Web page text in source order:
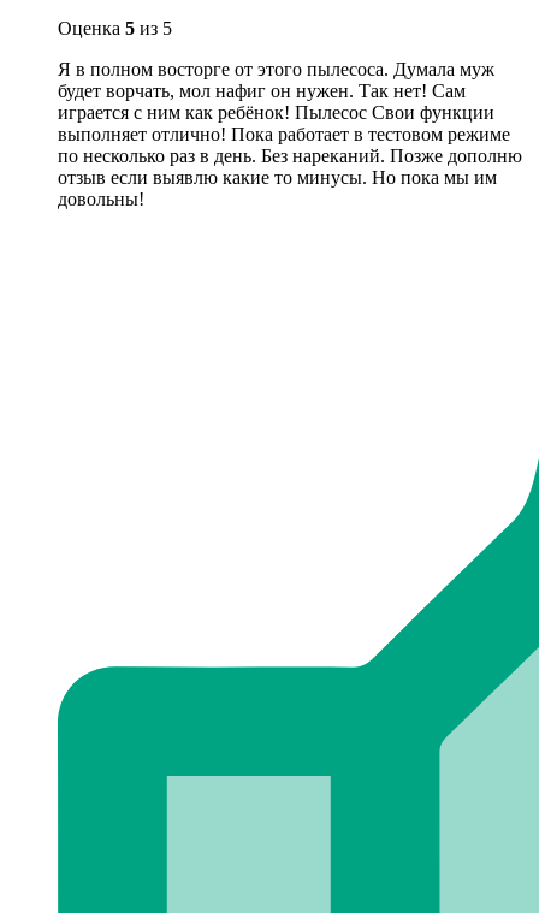
Оценка 5 из 5
Я в полном восторге от этого пылесоса. Думала муж
будет ворчать, мол нафиг он нужен. Так нет! Сам
играется с ним как ребёнок! Пылесос Свои функции
выполняет отлично! Пока работает в тестовом режиме
по несколько раз в день. Без нареканий. Позже дополню
отзыв если выявлю какие то минусы. Но пока мы им
довольны!